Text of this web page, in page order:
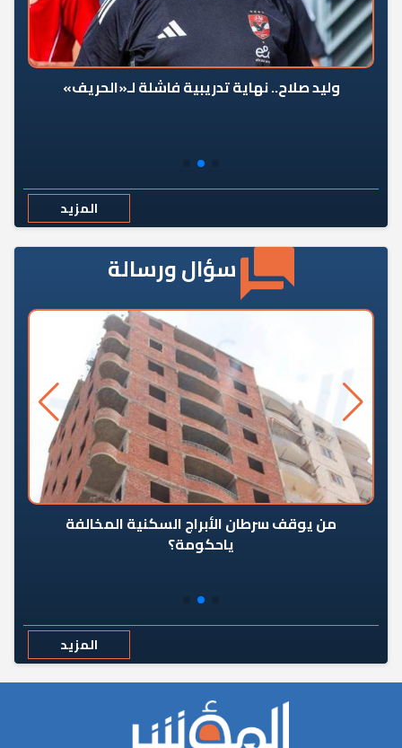
وليد صلاح.. نهاية تدريبية فاشلة لـ«الحريف»
المزيد
سؤال ورسالة
من يوقف سرطان الأبراج السكنية المخالفة
ياحكومة؟
المزيد